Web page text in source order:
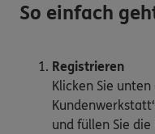
So einfach
Registrieren
Klicken Sie unten
und füllen Sie